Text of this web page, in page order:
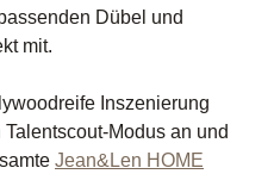
Dübel und
mit.
Inszenierung
Modus an und
Jean&Len HOME